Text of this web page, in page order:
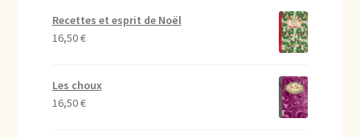
Recettes et esprit de Noël
16,50€
Les choux
16,50€